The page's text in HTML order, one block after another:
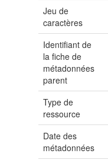
Jeu de
caractères
Identifiant de
la fiche de
métadonnées
parent
Type de
ressource
Date des
métadonnées